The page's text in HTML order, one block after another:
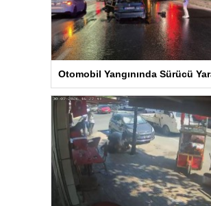
Otomobil Yangınında Sürücü